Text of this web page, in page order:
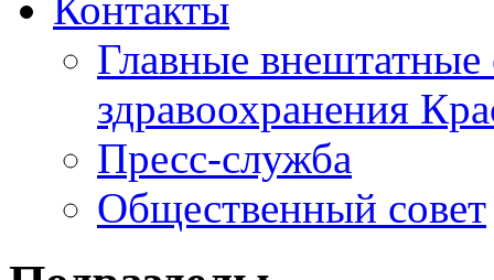
Главные внештатные
здравоохранения
Пресс-служба
Общественный совет